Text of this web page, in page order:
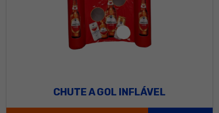
CHUTE A GOL INFLÁVEL